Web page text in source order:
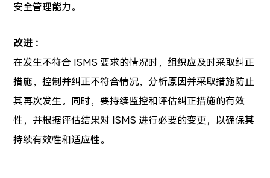
安全管理能力。
改进 ：
在发生不符合 ISMS 要求的情况时，组织应及时采取纠正
措施，控制并纠正不符合情况，分析原因并采取措施防止
其再次发生。同时，要持续监控和评估纠正措施的有效
性，并根据评估结果对 ISMS 进行必要的变更，以确保其
持续有效性和适应性。